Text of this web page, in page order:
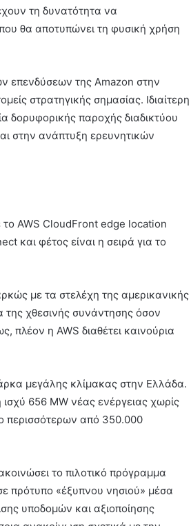
τη δυνατότητα να
θα αποτυπώνει τη φυσική χρήση
επενδύσεων της Amazon στην
στρατηγικής σημασίας. Ιδιαίτερη
δορυφορικής παροχής διαδικτύου
στην ανάπτυξη ερευνητικών
το AWS CloudFront edge location
και φέτος είναι η σειρά για το
με τα στελέχη της αμερικανικής
χθεσινής συνάντησης όσον
η AWS διαθέτει καινούρια
μεγάλης κλίμακας στην Ελλάδα.
656 MW νέας ενέργειας χωρίς
περισσότερων από 350.000
το πιλοτικό πρόγραμμα
πρότυπο «έξυπνου νησιού» μέσα
υποδομών και αξιοποίησης